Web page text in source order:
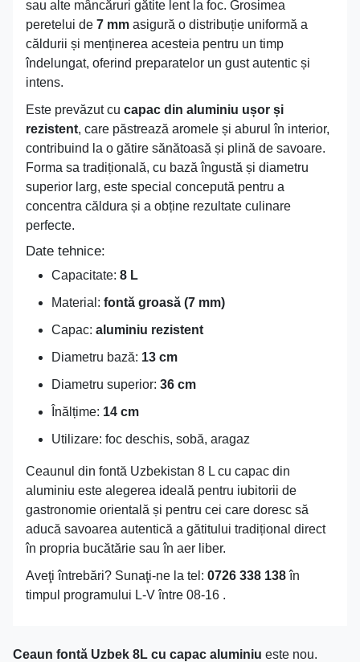
sau alte mâncăruri gătite lent la foc. Grosimea
peretelui de 7 mm asigură o distribuție uniformă a
căldurii și menținerea acesteia pentru un timp
îndelungat, oferind preparatelor un gust autentic și
intens.
Este prevăzut cu capac din aluminiu ușor și
rezistent, care păstrează aromele și aburul în interior,
contribuind la o gătire sănătoasă și plină de savoare.
Forma sa tradițională, cu bază îngustă și diametru
superior larg, este special concepută pentru a
concentra căldura și a obține rezultate culinare
perfecte.
Date tehnice:
Capacitate: 8 L
Material: fontă groasă (7 mm)
Capac: aluminiu rezistent
Diametru bază: 13 cm
Diametru superior: 36 cm
Înălțime: 14 cm
Utilizare: foc deschis, sobă, aragaz
Ceaunul din fontă Uzbekistan 8 L cu capac din
aluminiu este alegerea ideală pentru iubitorii de
gastronomie orientală și pentru cei care doresc să
aducă savoarea autentică a gătitului tradițional direct
în propria bucătărie sau în aer liber.
Aveţi întrebări? Sunaţi-ne la tel: 0726 338 138în
timpul programului L-V între 08-16 .
Ceaun fontă Uzbek 8L cu capac aluminiu este nou.